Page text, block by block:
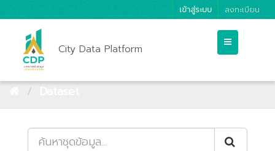
เข้าสู่ระบบ ลงทะเบียน
City Data Platform